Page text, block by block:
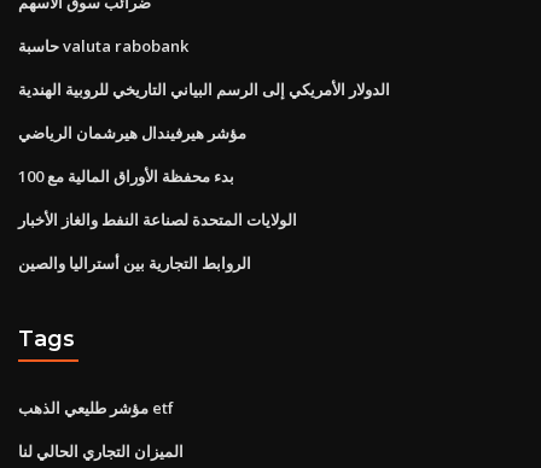
حاسبة valuta rabobank
الدولار الأمريكي إلى الرسم البياني التاريخي للروبية الهندية
مؤشر هيرفيندال هيرشمان الرياضي
بدء محفظة الأوراق المالية مع 100
الولايات المتحدة لصناعة النفط والغاز الأخبار
الروابط التجارية بين أستراليا والصين
Tags
مؤشر طليعي الذهب etf
الميزان التجاري الحالي لنا